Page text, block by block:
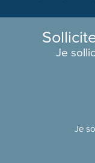
Je
Je